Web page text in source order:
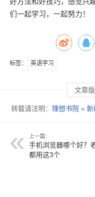
们一起学习，一起努力！
标签： 英语学习
文章
转载请注明： 理想书院 » 新
上一篇：
手机浏览器哪个好？
都用这3个